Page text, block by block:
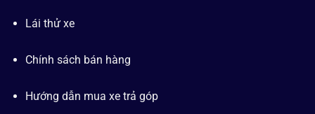
Lái thử xe
Chính sách bán hàng
Hướng dẫn mua xe trả góp